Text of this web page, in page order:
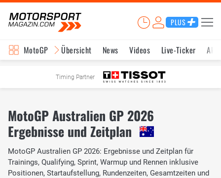
PLUS
MotoGP Übersicht News Videos Live-Ticker
Timing Partner
MotoGP Australien GP 2026
Ergebnisse und Zeitplan
MotoGP Australien GP 2026: Ergebnisse und Zeitplan für
Trainings, Qualifying, Sprint, Warmup und Rennen inklusive
Positionen, Startaufstellung, Rundenzeiten, Gesamtzeiten und